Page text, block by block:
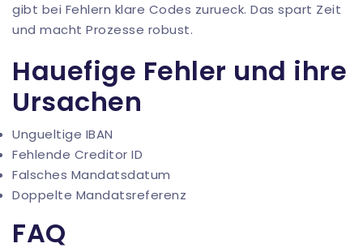
gibt bei Fehlern klare Codes zurueck. Das spart Zeit
und macht Prozesse robust.
Hauefige Fehler und ihre
Ursachen
Ungueltige IBAN
Fehlende Creditor ID
Falsches Mandatsdatum
Doppelte Mandatsreferenz
FAQ